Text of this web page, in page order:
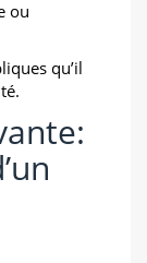
ou
qu’il